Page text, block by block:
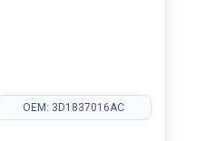
OEM: 3D1837016AC